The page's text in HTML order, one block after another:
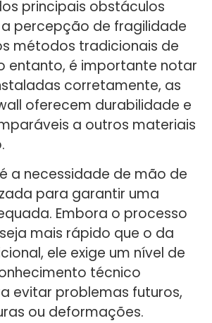
principais obstáculos
percepção de fragilidade
métodos tradicionais de
entanto, é importante notar
corretamente, as
oferecem durabilidade e
a outros materiais
a necessidade de mão de
para garantir uma
Embora o processo
mais rápido que o da
ele exige um nível de
técnico
evitar problemas futuros,
ou deformações.